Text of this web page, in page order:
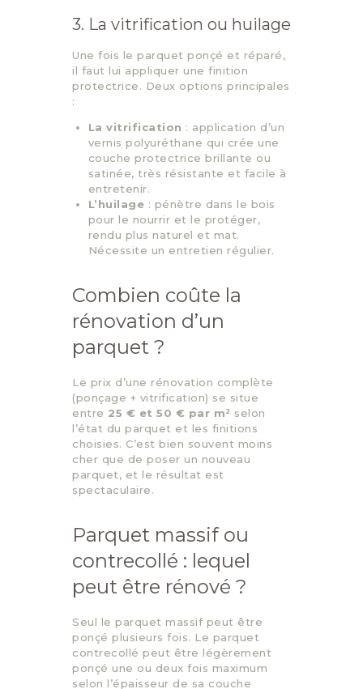
3. La vitrification ou huilage
Une fois le parquet ponçé et réparé,
il faut lui appliquer une finition
protectrice. Deux options principales
:
La vitrification : application d’un
vernis polyuréthane qui crée une
couche protectrice brillante ou
satinée, très résistante et facile à
entretenir.
L’huilage : pénètre dans le bois
pour le nourrir et le protéger,
rendu plus naturel et mat.
Nécessite un entretien régulier.
Combien coûte la
rénovation d’un
parquet ?
Le prix d’une rénovation complète
(ponçage + vitrification) se situe
entre 25 € et 50 € par m² selon
l’état du parquet et les finitions
choisies. C’est bien souvent moins
cher que de poser un nouveau
parquet, et le résultat est
spectaculaire.
Parquet massif ou
contrecollé : lequel
peut être rénové ?
Seul le parquet massif peut être
ponçé plusieurs fois. Le parquet
contrecollé peut être légèrement
ponçé une ou deux fois maximum
selon l’épaisseur de sa couche